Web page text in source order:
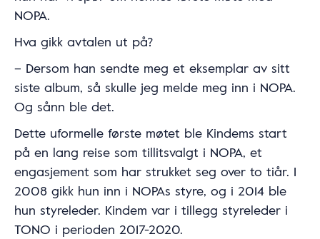
NOPA.
Hva gikk avtalen ut på?
– Dersom han sendte meg et eksemplar av sitt
siste album, så skulle jeg melde meg inn i NOPA.
Og sånn ble det.
Dette uformelle første møtet ble Kindems start
på en lang reise som tillitsvalgt i NOPA, et
engasjement som har strukket seg over to tiår. I
2008 gikk hun inn i NOPAs styre, og i 2014 ble
hun styreleder. Kindem var i tillegg styreleder i
TONO i perioden 2017-2020.